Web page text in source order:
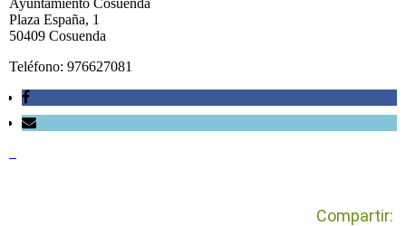
Ayuntamiento Cosuenda
Plaza España, 1
50409 Cosuenda
Teléfono: 976627081
Compartir: